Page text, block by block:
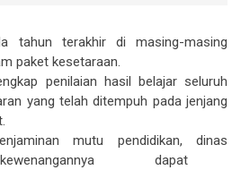
tahun terakhir di masing-masing
paket kesetaraan.
penilaian hasil belajar seluruh
yang telah ditempuh pada jenjang
mutu pendidikan, dinas
dapat